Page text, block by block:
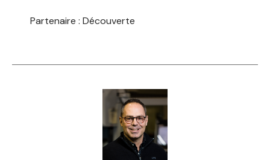
Partenaire : Découverte